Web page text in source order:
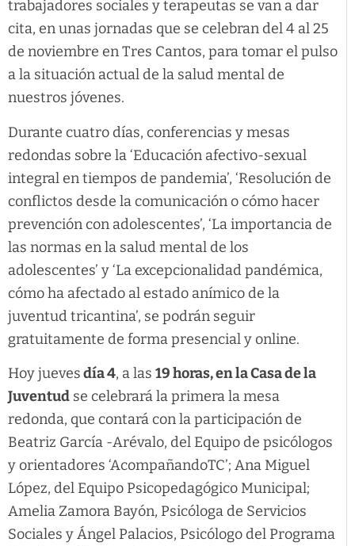
trabajadores sociales y terapeutas se van a dar
cita, en unas jornadas que se celebran del 4 al 25
de noviembre en Tres Cantos, para tomar el pulso
a la situación actual de la salud mental de
nuestros jóvenes.
Durante cuatro días, conferencias y mesas
redondas sobre la ‘Educación afectivo-sexual
integral en tiempos de pandemia’, ‘Resolución de
conflictos desde la comunicación o cómo hacer
prevención con adolescentes’, ‘La importancia de
las normas en la salud mental de los
adolescentes’ y ‘La excepcionalidad pandémica,
cómo ha afectado al estado anímico de la
juventud tricantina’, se podrán seguir
gratuitamente de forma presencial y online.
Hoy juevesdía 4, a las 19 horas, en la Casa de la
Juventud se celebrará la primera la mesa
redonda, que contará con la participación de
Beatriz García -Arévalo, del Equipo de psicólogos
y orientadores ‘AcompañandoTC’; Ana Miguel
López, del Equipo Psicopedagógico Municipal;
Amelia Zamora Bayón, Psicóloga de Servicios
Sociales y Ángel Palacios, Psicólogo del Programa